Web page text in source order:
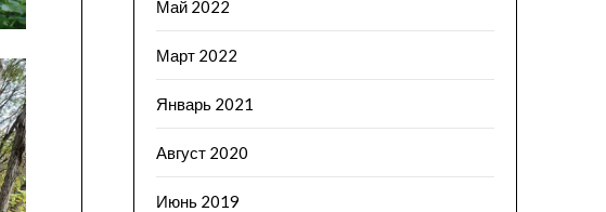
Май 2022
Март 2022
Январь 2021
Август 2020
Июнь 2019